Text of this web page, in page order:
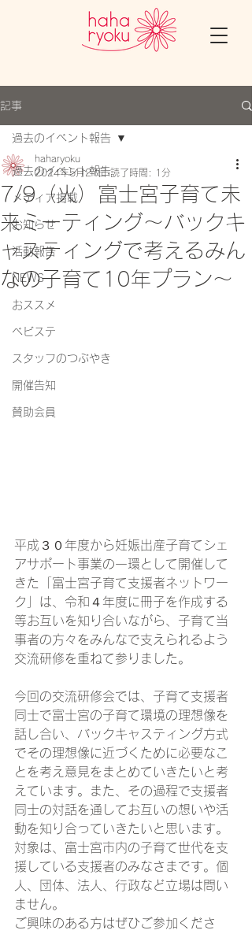
記事
過去のイベント報告
メディア掲載
お知らせ
活動報告
NEWS
おススメ
ベビステ
スタッフのつぶやき
開催告知
賛助会員
過去のイベント報告
7/9（火）富士宮子育て未
来ミーティング～バックキ
ャスティングで考えるみん
なの子育て10年プラン～
haharyoku
2024年5月27日 読了時間: 1分
平成３０年度から妊娠出産子育てシェ
アサポート事業の一環として開催して
きた「富士宮子育て支援者ネットワー
ク」は、令和４年度に冊子を作成する
等お互いを知り合いながら、子育て当
事者の方々をみんなで支えられるよう
交流研修を重ねて参りました。
今回の交流研修会では、子育て支援者
同士で富士宮の子育て環境の理想像を
話し合い、バックキャスティング方式
でその理想像に近づくために必要なこ
とを考え意見をまとめていきたいと考
えています。また、その過程で支援者
同士の対話を通してお互いの想いや活
動を知り合っていきたいと思います。
対象は、富士宮市内の子育て世代を支
援している支援者のみなさまです。個
人、団体、法人、行政など立場は問い
ません。
ご興味のある方はぜひご参加くださ